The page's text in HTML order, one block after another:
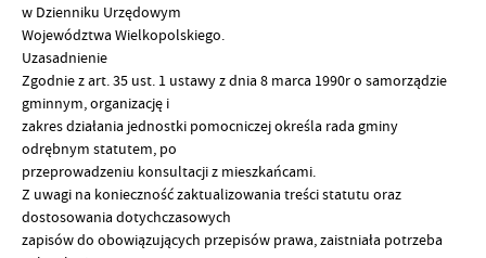
w Dzienniku Urzędowym
Województwa Wielkopolskiego.
Uzasadnienie
Zgodnie z art. 35 ust. 1 ustawy z dnia 8 marca 1990r o samorządzie
gminnym, organizację i
zakres działania jednostki pomocniczej określa rada gminy
odrębnym statutem, po
przeprowadzeniu konsultacji z mieszkańcami.
Z uwagi na konieczność zaktualizowania treści statutu oraz
dostosowania dotychczasowych
zapisów do obowiązujących przepisów prawa, zaistniała potrzeba